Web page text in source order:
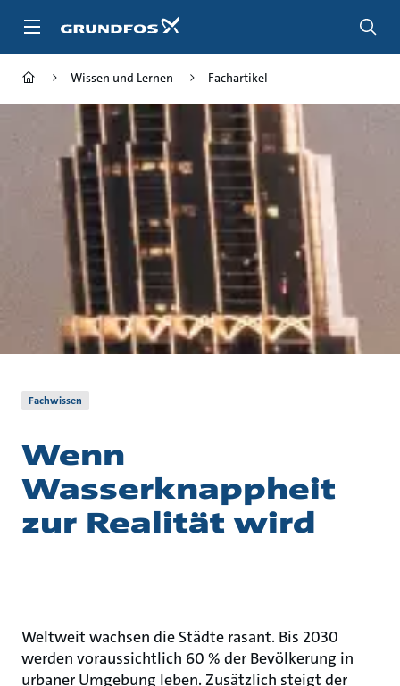
Inhalt
Wissen und Lernen Fachartikel
Fachwissen
Wenn
Wasserknappheit
zur Realität wird
Weltweit wachsen die Städte rasant. Bis 2030
werden voraussichtlich 60 % der Bevölkerung in
urbaner Umgebung leben. Zusätzlich steigt der